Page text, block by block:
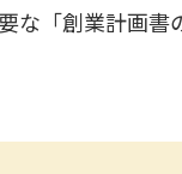
な「創業計画書